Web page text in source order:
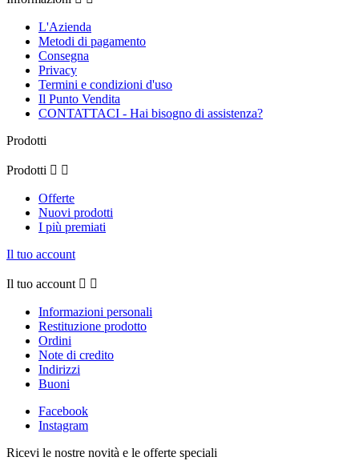
L'Azienda
Metodi di pagamento
Consegna
Privacy
Termini e condizioni d'uso
Il Punto Vendita
CONTATTACI - Hai bisogno di assistenza?
Prodotti
Prodotti  
Offerte
Nuovi prodotti
I più premiati
Il tuo account
Il tuo account  
Informazioni personali
Restituzione prodotto
Ordini
Note di credito
Indirizzi
Buoni
Facebook
Instagram
Ricevi le nostre novità e le offerte speciali